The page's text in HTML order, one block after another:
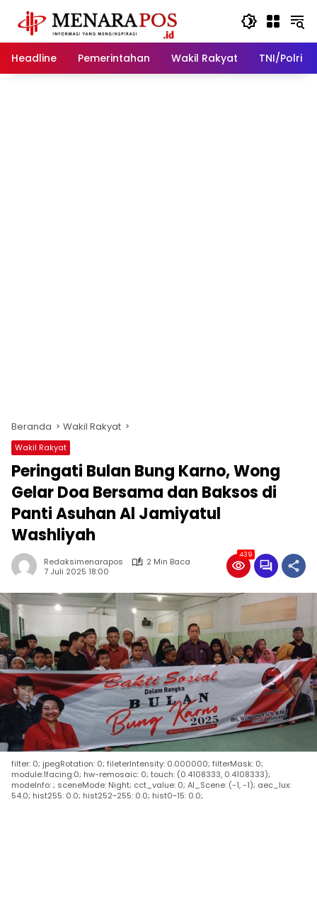
konten
Headline
Pemerintahan Wakil Rakyat TNI/Polri
Beranda Wakil Rakyat
Wakil Rakyat
Peringati Bulan Bung Karno, Wong
Gelar Doa Bersama dan Baksos di
Panti Asuhan Al Jamiyatul
Washliyah
Redaksimenarapos
2 Min Baca
7 Juli 2025 18:00
439
filter: 0; jpegRotation: 0; fileterIntensity: 0.000000; filterMask: 0;
module:1facing:0; hw-remosaic: 0; touch: (0.4108333, 0.4108333);
modeInfo: ; sceneMode: Night; cct_value: 0; AI_Scene: (-1, -1); aec_lux:
54.0; hist255: 0.0; hist252~255: 0.0; hist0~15: 0.0;